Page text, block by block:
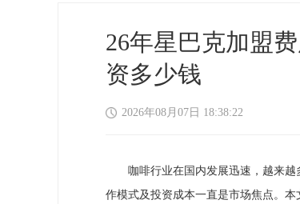
26年星巴克加盟
资多少钱
2026年08月07日 18:38:22
咖啡行业在国内发展迅速，越来越
作模式及投资成本一直是市场焦点。